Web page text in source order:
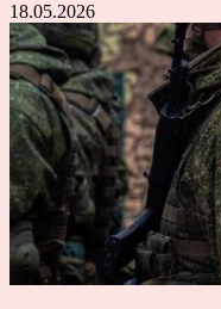
18.05.2026